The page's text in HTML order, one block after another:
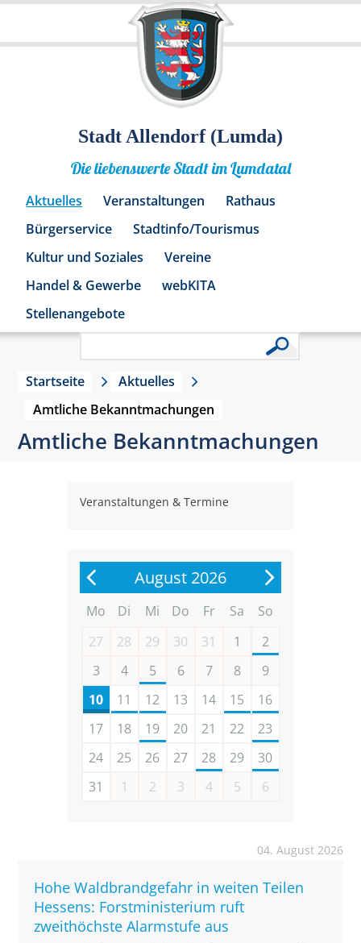
Stadt Allendorf (Lumda)
Die liebenswerte Stadt im Lumdatal
Aktuelles Veranstaltungen
Rathaus
Bürgerservice
Stadtinfo/Tourismus
Kultur und Soziales
Vereine
Handel & Gewerbe
webKITA
Stellenangebote
Startseite
Aktuelles
Amtliche Bekanntmachungen
Amtliche Bekanntmachungen
Veranstaltungen & Termine
August 2026
Mo Di Mi Do Fr Sa
So
27
28 29 30 31 1
2
3
4 5 6 7 8
9
10
11 12 13 14 15
16
17
18 19 20 21 22
23
24
25 26 27 28 29
30
31
1 2 3 4 5 6
04. August 2026
Hohe Waldbrandgefahr in weiten Teilen
Hessens: Forstministerium ruft
zweithöchste Alarmstufe aus